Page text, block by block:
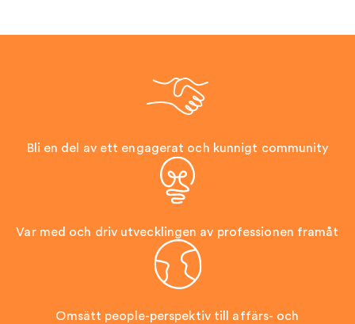
Bli en del av ett engagerat och kunnigt community
Var med och driv utvecklingen av professionen framåt
Omsätt people-perspektiv till affärs- och